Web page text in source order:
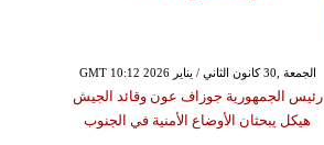
GMT 10:12 2026 الجمعة ,30 كانون الثاني / يناير
رئيس الجمهورية جوزاف عون وقائد الجيش
هيكل يبحثان الأوضاع الأمنية في الجنوب